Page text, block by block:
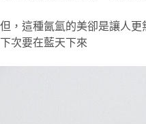
但，這種氤氳的美卻是讓人
下次要在藍天下來